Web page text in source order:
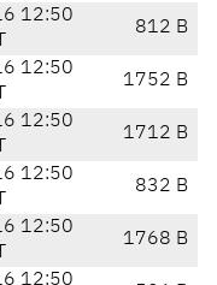
12:50
812 B
12:50
1752 B
12:50
1712 B
12:50
832 B
12:50
1768 B
12:50